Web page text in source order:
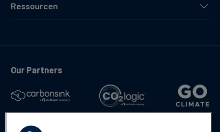
Ressourcen
Our Partners